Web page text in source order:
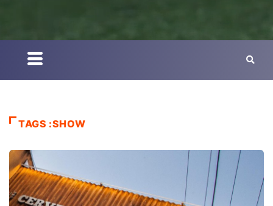
TAGS :SHOW